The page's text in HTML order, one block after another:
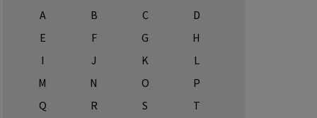
A B C
D
E
F G
H
I
J K
L
M
N O
P
Q
R S
T